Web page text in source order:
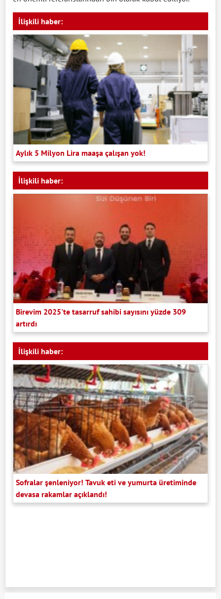
İlişkili haber:
Aylık 5 Milyon Lira maaşa çalışan yok!
İlişkili haber:
Birevim 2025'te tasarruf sahibi sayısını yüzde 309
artırdı
İlişkili haber:
Sofralar şenleniyor! Tavuk eti ve yumurta üretiminde
devasa rakamlar açıklandı!